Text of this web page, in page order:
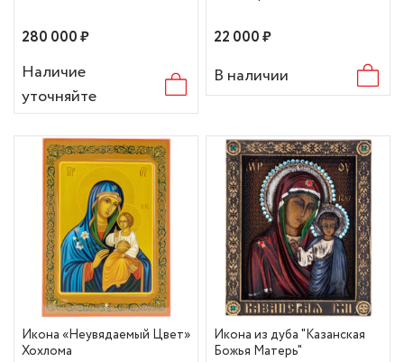
280 000 ₽
Наличие
уточняйте
22 000 ₽
В наличии
Икона «Неувядаемый Цвет»
Хохлома
Икона из дуба "Казанская
Божья Матерь"